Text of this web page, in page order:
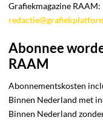
Grafiekmagazine RAAM:
Abonnee
RAAM
Abonnementskosten
Binnen Nederland met
Binnen Nederland